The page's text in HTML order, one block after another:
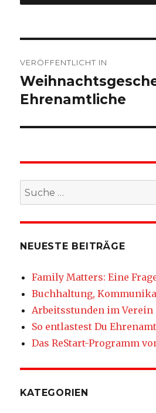
VERÖFFENTLICHT IN
Ehrenamtliche
Suche
nach:
NEUESTE BEITRÄGE
Family Matters: Eine
Buchhaltung,
Arbeitsstunden im Verein
So entlastest Du
Das ReStart-Programm
KATEGORIEN